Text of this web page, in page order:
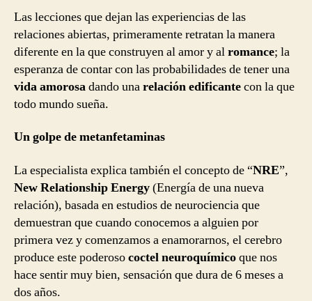
Las lecciones que dejan las experiencias de las
relaciones abiertas, primeramente retratan la manera
diferente en la que construyen al amor y alromance; la
esperanza de contar con las probabilidades de tener una
vida amorosadando unarelación edificantecon la que
todo mundo sueña.
Un golpe de metanfetaminas
La especialista explica también el concepto de “NRE”,
New Relationship Energy(Energía de una nueva
relación), basada en estudios de neurociencia que
demuestran que cuando conocemos a alguien por
primera vez y comenzamos a enamorarnos, el cerebro
produce este poderosococtel neuroquímicoque nos
hace sentir muy bien, sensación que dura de 6 meses a
dos años.